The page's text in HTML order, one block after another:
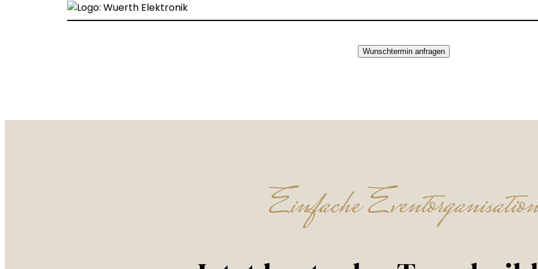
Wunschtermin anfragen
Einfache